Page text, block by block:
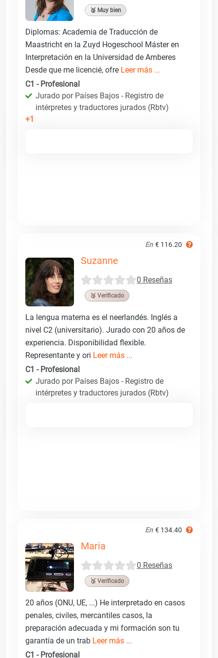
🥈 Muy bien
Diplomas: Academia de Traducción de
Maastricht en la Zuyd Hogeschool Máster en
Interpretación en la Universidad de Amberes
Desde que me licencié, ofre Leer más ...
C1 - Profesional
Jurado por Países Bajos - Registro de
intérpretes y traductores jurados (Rbtv)
+1
En € 116.20
Suzanne
0 Reseñas
🥉 Verificado
La lengua materna es el neerlandés. Inglés a
nivel C2 (universitario). Jurado con 20 años de
experiencia. Disponibilidad flexible.
Representante y ori Leer más ...
C1 - Profesional
Jurado por Países Bajos - Registro de
intérpretes y traductores jurados (Rbtv)
En € 134.40
Maria
0 Reseñas
🥉 Verificado
20 años (ONU, UE, ...) He interpretado en casos
penales, civiles, mercantiles casos, la
preparación adecuada y mi formación son tu
garantía de un trab Leer más ...
C1 - Profesional